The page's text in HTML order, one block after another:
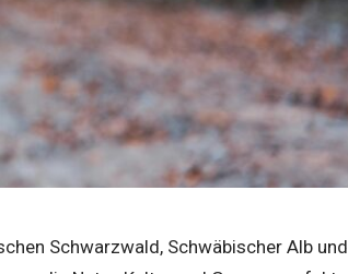
Schwarzwald, Schwäbischer Alb und